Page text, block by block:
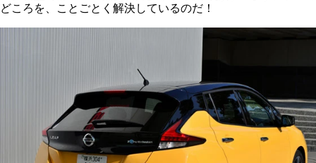
どころを、ことごとく解決しているのだ！